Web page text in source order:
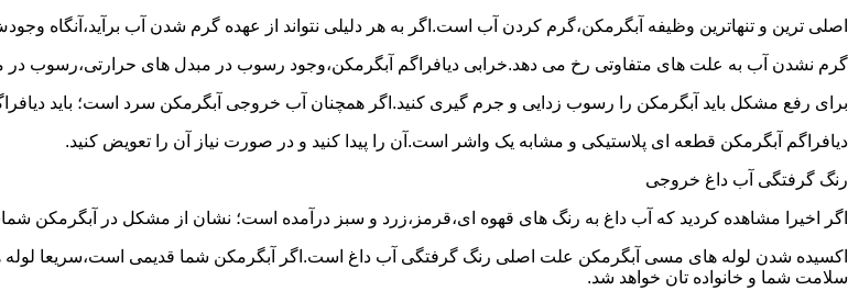
اصلی ترین و تنهاترین وظیفه آبگرمکن،گرم کردن آب است.اگر به هر دلیلی نتواند از عهده گرم شدن آب برآید،آنگاه
گرم نشدن آب به علت های متفاوتی رخ می دهد.خرابی دیافراگم آبگرمکن،وجود رسوب در مبدل های حرارتی،رسوب
برای رفع مشکل باید آبگرمکن را رسوب زدایی و جرم گیری کنید.اگر همچنان آب خروجی آبگرمکن سرد است؛ باید
دیافراگم آبگرمکن قطعه ای پلاستیکی و مشابه یک واشر است.آن را پیدا کنید و در صورت نیاز آن را تعویض کنید.
رنگ گرفتگی آب داغ خروجی
اگر اخیرا مشاهده کردید که آب داغ به رنگ های قهوه ای،قرمز،زرد و سبز درآمده است؛ نشان از مشکل در آبگرمکن
اکسیده شدن لوله های مسی آبگرمکن علت اصلی رنگ گرفتگی آب داغ است.اگر آبگرمکن شما قدیمی است،سریعا لوله
سلامت شما و خانواده تان خواهد شد.